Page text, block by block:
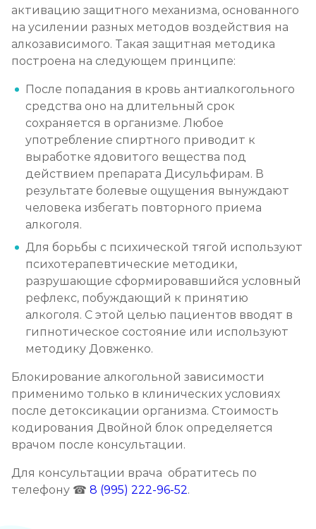
Лечение пивного алкоголизма
Записаться
Лечение винного алкоголизма
Лечение подросткового алкоголизма
от 4 500 ₽/сутки Записаться
Социализация алкоголиков
от 1 000 ₽/сеанс Записаться
активацию защитного механизма, основанного
на усилении разных методов воздействия на
алкозависимого. Такая защитная методика
построена на следующем принципе:
После попадания в кровь антиалкогольного
средства оно на длительный срок
сохраняется в организме. Любое
употребление спиртного приводит к
выработке ядовитого вещества под
действием препарата Дисульфирам. В
результате болевые ощущения вынуждают
человека избегать повторного приема
алкоголя.
Для борьбы с психической тягой используют
психотерапевтические методики,
разрушающие сформировавшийся условный
рефлекс, побуждающий к принятию
алкоголя. С этой целью пациентов вводят в
гипнотическое состояние или используют
методику Довженко.
Блокирование алкогольной зависимости
применимо только в клинических условиях
после детоксикации организма. Стоимость
кодирования Двойной блок определяется
врачом после консультации.
Для консультации врача обратитесь по
телефону ☎ 8 (995) 222-96-52.